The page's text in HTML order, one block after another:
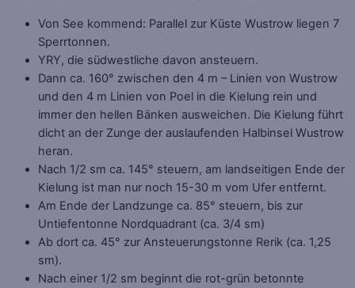
Von See kommend: Parallel zur Küste Wustrow liegen 7
Sperrtonnen.
YRY, die südwestliche davon ansteuern.
Dann ca. 160° zwischen den 4 m – Linien von Wustrow
und den 4 m Linien von Poel in die Kielung rein und
immer den hellen Bänken ausweichen. Die Kielung führt
dicht an der Zunge der auslaufenden Halbinsel Wustrow
heran.
Nach 1/2 sm ca. 145° steuern, am landseitigen Ende der
Kielung ist man nur noch 15-30 m vom Ufer entfernt.
Am Ende der Landzunge ca. 85° steuern, bis zur
Untiefentonne Nordquadrant (ca. 3/4 sm)
Ab dort ca. 45° zur Ansteuerungstonne Rerik (ca. 1,25
sm).
Nach einer 1/2 sm beginnt die rot-grün betonnte